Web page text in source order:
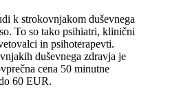
k strokovnjakom duševnega
To so tako psihiatri, klinični
in psihoterapevti.
duševnega zdravja je
cena 50 minutne
60 EUR.